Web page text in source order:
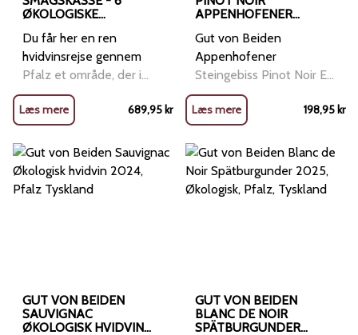
ØKOLOGISKE
VON BEIDEN, PFALZ,
TYSKLAND
Du får her en ren
hvidvinsrejse gennem
Pfalz et område, der i
dag leverer nogle af
Europas mest moderne,
aromatiske og præcise
hvidvine. Gut von Beiden,
har vi i SPS Wine har
udvalgt efter smagning
Læs mere 689,95kr
APPENHOFENER
ØKOLOGISK RØDVIN,
PFALZ TYSKLAND
Gut von Beiden
Appenhofener
Steingebiss Pinot Noir En
vin med sjæl og
stenbund I hjertet af
Pfalz-regionen, hvor
vinmarkerne bølger over
kalkholdige skråninger og
solen kærtegner druerne
Læs mere 198,95kr
GUT VON BEIDEN
SAUVIGNAC
ØKOLOGISK HVIDVIN
GUT VON BEIDEN
BLANC DE NOIR
SPÄTBURGUNDER